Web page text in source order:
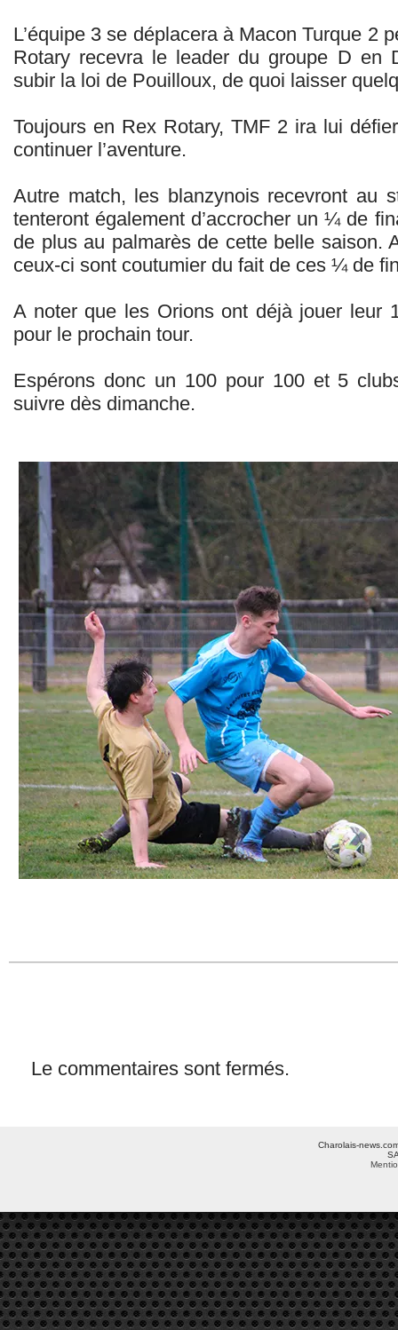
L’équipe 3 se déplacera à Macon Turque 2
Rotary recevra le leader du groupe D en
subir la loi de Pouilloux, de quoi laisser
Toujours en Rex Rotary, TMF 2 ira lui
continuer l’aventure.
Autre match, les blanzynois recevront au
tenteront également d’accrocher un ¼ de
de plus au palmarès de cette belle saison.
ceux-ci sont coutumier du fait de ces ¼ de
A noter que les Orions ont déjà jouer leur
pour le prochain tour.
Espérons donc un 100 pour 100 et 5
suivre dès dimanche.
Le commentaires sont fermés.
Charolais-